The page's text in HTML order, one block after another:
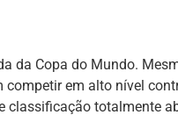
da Copa do Mundo.
em alto nível
classificação totalmente